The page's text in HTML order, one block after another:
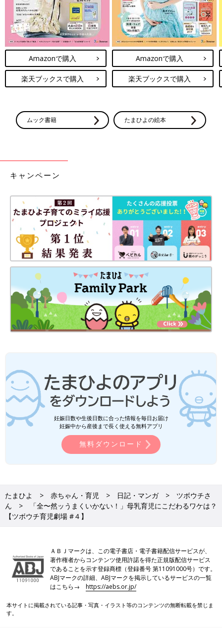
Amazonで購入
楽天ブックスで購入
Amazonで購入
楽天ブックスで購入
ムック書籍 たまひよの絵本
キャンペーン
妊娠日数や生後日数に合った情報を毎日お届け
妊娠中から産後まで長く使える無料アプリ
無料ダウンロード
たまひよ 赤ちゃん・育児 日記・マンガ
ツボウチさ
ん
「全〜然ッうまくいかない！」母乳育児にこだわるワケは？
【ツボウチ育児劇場 #４】
ＡＢＪマークは、この電子書店・電子書籍配信サービスが、
著作権者からコンテンツ使用許諾を得た正規版配信サービス
であることを示す登録商標（登録番号 第11091000号）です。
ABJマークの詳細、ABJマークを掲示しているサービスの一覧
はこちら→https://aebs.or.jp/
本サイトに掲載されている記事・写真・イラスト等のコンテンツの無断転載を禁じま
す。